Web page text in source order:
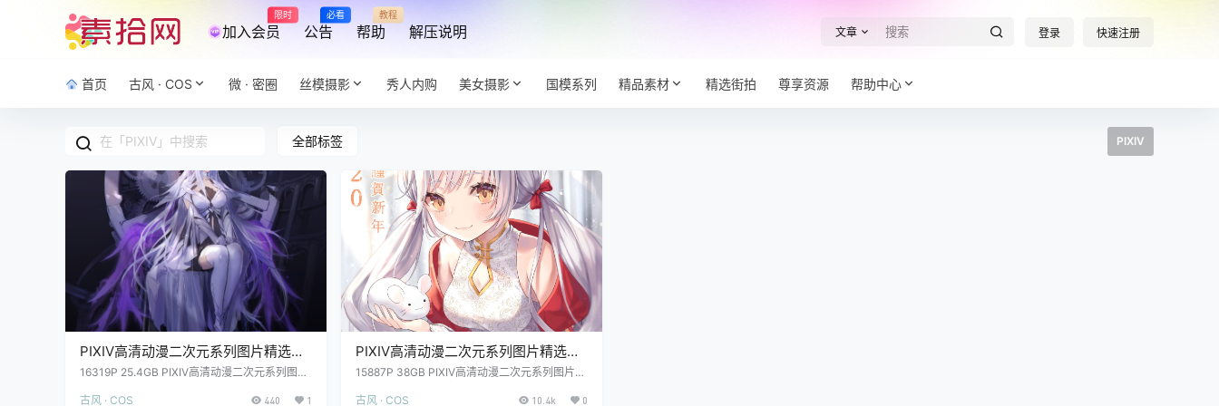
加入会员
限时
公告
必看
帮助
教程
解压说明 文章 登录 快速注册
首页 古风 · COS 微 · 密圈 丝模摄影 秀人内购 美女摄影 国模系列 精品素材 精选街拍 尊享资源 帮助中心
全部标签 PIXIV
PIXIV高清动漫二次元系列图片精选合
集打包下载16319P 25.4GB
16319P 25.4GB PIXIV高清动漫二次元系列图片
古风 · COS
440 1
PIXIV高清动漫二次元系列图片精选合
集打包下载15887P 38GB
15887P 38GB PIXIV高清动漫二次元系列图片精
古风 · COS
10.4k 0